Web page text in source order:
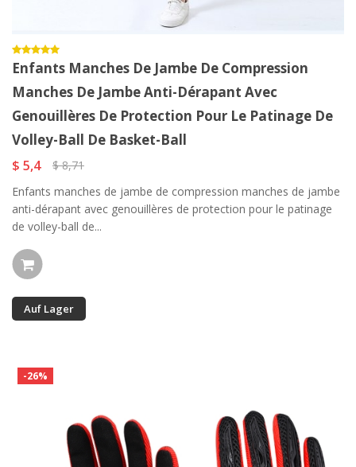
Enfants Manches De Jambe De Compression
Manches De Jambe Anti-Dérapant Avec
Genouillères De Protection Pour Le Patinage De
Volley-Ball De Basket-Ball
$ 5,4
$ 8,71
Enfants manches de jambe de compression manches de jambe
anti-dérapant avec genouillères de protection pour le patinage
de volley-ball de...
Auf Lager
-26%